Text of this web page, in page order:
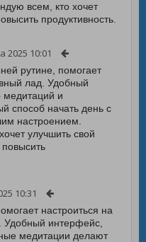
всем, кто хочет
продуктивность.
2025 10:01
рутине, помогает
лад. Удобный
медитаций и
способ начать день с
настроением.
улучшить свой
10:31
настроиться на
Удобный интерфейс,
медитации делают